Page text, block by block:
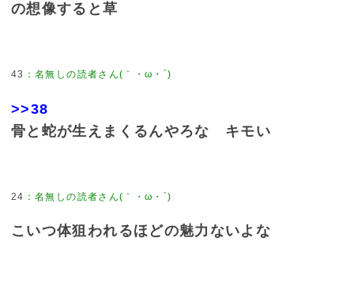
の想像すると草
43
>>38
骨と蛇が生えまくるんやろな キモい
24
こいつ体狙われるほどの魅力ないよな